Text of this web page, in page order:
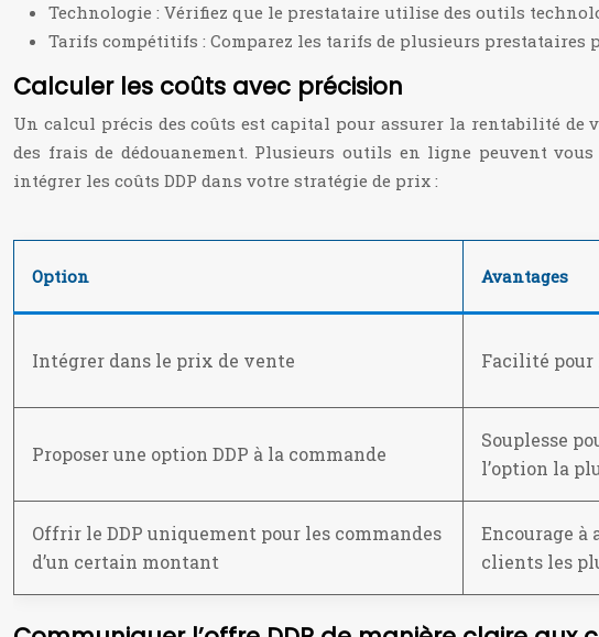
Technologie : Vérifiez que le prestataire utilise des outils
Tarifs compétitifs : Comparez les tarifs de plusieurs prestataires
Calculer les coûts avec précision
Un calcul précis des coûts est capital pour assurer la rentabilité de
des frais de dédouanement. Plusieurs outils en ligne peuvent
intégrer les coûts DDP dans votre stratégie de prix :
Option Avantages
Intégrer dans le prix de vente Facilité
Proposer une option DDP à la commande
Souplesse
l’option la
Offrir le DDP uniquement pour les commandes
d’un certain montant
Encourage à
clients les